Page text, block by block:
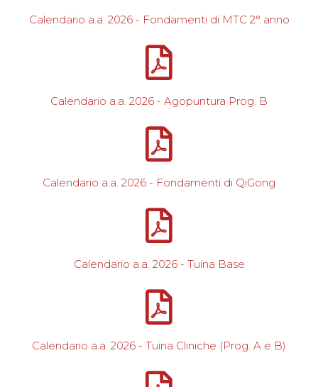
Calendario a.a. 2026 - Fondamenti di MTC 2° anno
Calendario a.a. 2026 - Agopuntura Prog. B
Calendario a.a. 2026 - Fondamenti di QiGong
Calendario a.a. 2026 - Tuina Base
Calendario a.a. 2026 - Tuina Cliniche (Prog. A e B)